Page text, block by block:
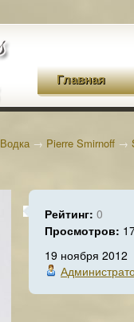
Главная
Водка→ Pierre Smirnoff →
Рейтинг: 0
Просмотров:
19 ноября 2012